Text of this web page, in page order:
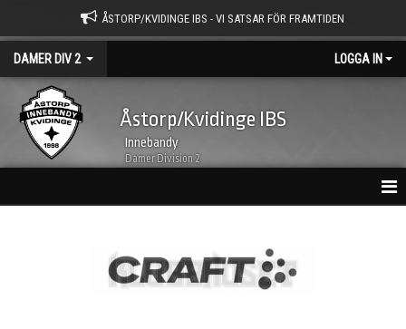
ÅSTORP/KVIDINGE IBS - VI SATSAR FÖR FRAMTIDEN
DAMER DIV 2 LOGGA IN
Åstorp/Kvidinge IBS
Innebandy
Damer Division 2